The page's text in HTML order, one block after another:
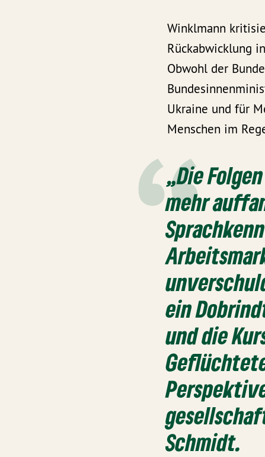
Winklmann
Rückabwicklung
Obwohl der
Ukraine und für
Menschen im
„Die
mehr
ein
und die
Schmidt.